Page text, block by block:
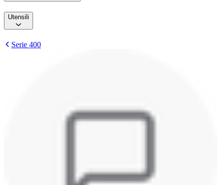
Utensili
Serie 400